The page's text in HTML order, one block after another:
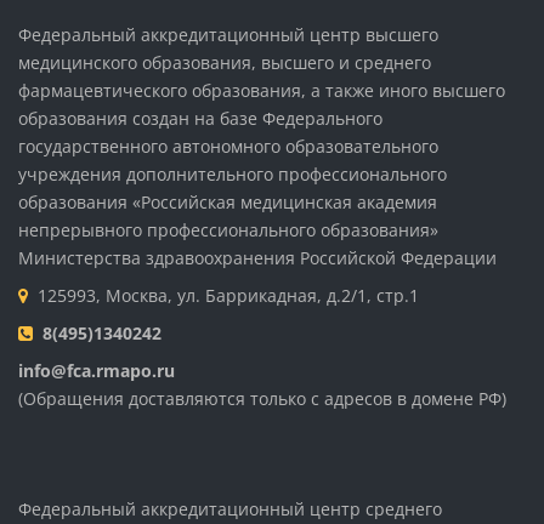
Федеральный аккредитационный центр высшего
медицинского образования, высшего и среднего
фармацевтического образования, а также иного высшего
образования создан на базе Федерального
государственного автономного образовательного
учреждения дополнительного профессионального
образования «Российская медицинская академия
непрерывного профессионального образования»
Министерства здравоохранения Российской Федерации
125993, Москва, ул. Баррикадная, д.2/1, стр.1
8(495)1340242
info@fca.rmapo.ru
(Обращения доставляются только с адресов в домене РФ)
Федеральный аккредитационный центр среднего